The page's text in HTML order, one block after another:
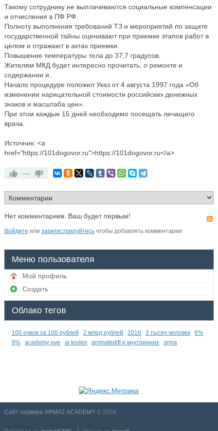
Такому сотруднику не выплачиваются социальные компенсации
и отчисления в ПФ РФ.
Полноту выполнения требований ТЗ и мероприятий по защите
государственной тайны оценивают при приемке этапов работ в
целом и отражают в актах приемки.
Повышение температуры тела до 37,7 градусов.
Жителям МКД будет интересно прочитать, о ремонте и
содержании и.
Начало процедуре положил Указ от 4 августа 1997 года «Об
изменении нарицательной стоимости российских денежных
знаков и масштаба цен».
При этом каждые 15 дней необходимо посещать лечащего
врача.
Источник: <a
href="https://101dogovor.ru">https://101dogovor.ru</a>
—
Нет комментариев. Ваш будет первым!
Войдите или зарегистрируйтесьчтобы добавлять комментарии
Меню пользователя
Мой профиль
Создать
Облако тегов
100 очков за 100 рублей 2 млрд рублей 2016 3 тысяч человек
6%
9%
academy pve ai kodex animatediff и внутренних arma
Сайт сервера ARMA2.ACADEMY© 2026